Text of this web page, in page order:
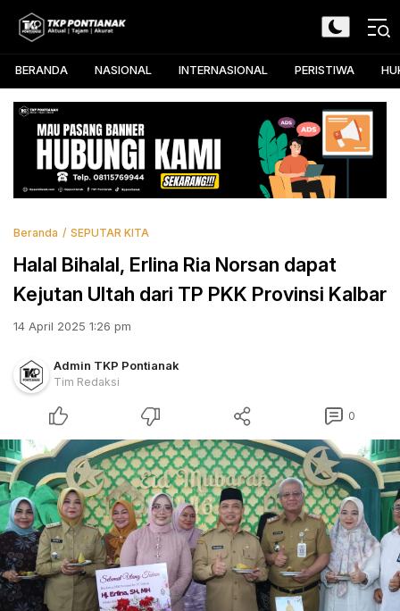
TKP Pontianak
Aktual, Tajam, dan Akurat
BERANDA NASIONAL INTERNASIONAL PERISTIWA
Beranda SEPUTAR KITA
Halal Bihalal, Erlina Ria Norsan dapat
Kejutan Ultah dari TP PKK Provinsi Kalbar
14 April 2025 1:26 pm
Admin TKP Pontianak
Tim Redaksi
0